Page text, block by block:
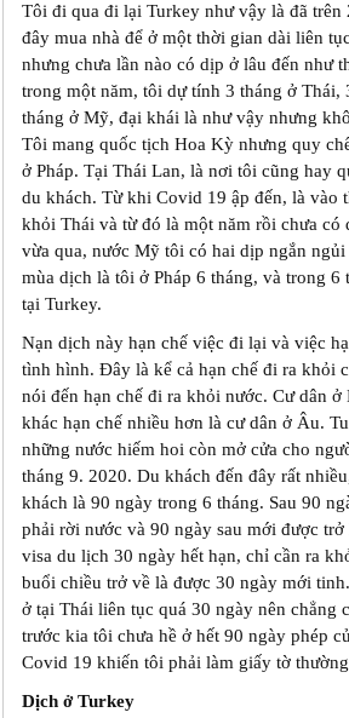
Tôi đi qua đi lại Turkey như vậy là đã trên
đây mua nhà để ở một thời gian dài liên
nhưng chưa lần nào có dịp ở lâu đến như
trong một năm, tôi dự tính 3 tháng ở Thái,
tháng ở Mỹ, đại khái là như vậy nhưng
Tôi mang quốc tịch Hoa Kỳ nhưng quy
ở Pháp. Tại Thái Lan, là nơi tôi cũng hay
du khách. Từ khi Covid 19 ập đến, là vào
khỏi Thái và từ đó là một năm rồi chưa có
vừa qua, nước Mỹ tôi có hai dịp ngắn ngủi
mùa dịch là tôi ở Pháp 6 tháng, và trong 6
tại Turkey.
Nạn dịch này hạn chế việc đi lại và việc
tình hình. Đây là kể cả hạn chế đi ra khỏi
nói đến hạn chế đi ra khỏi nước. Cư dân
khác hạn chế nhiều hơn là cư dân ở Âu.
những nước hiếm hoi còn mở cửa cho
tháng 9. 2020. Du khách đến đây rất
khách là 90 ngày trong 6 tháng. Sau 90
phải rời nước và 90 ngày sau mới được
visa du lịch 30 ngày hết hạn, chỉ cần ra
buổi chiều trở về là được 30 ngày mới
ở tại Thái liên tục quá 30 ngày nên chẳng
trước kia tôi chưa hề ở hết 90 ngày phép
Covid 19 khiến tôi phải làm giấy tờ
Dịch ở Turkey